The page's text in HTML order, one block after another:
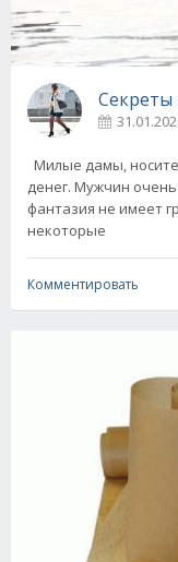
Секреты
Милые дамы, носите
денег. Мужчин
фантазия не имеет
некоторые
Комментировать